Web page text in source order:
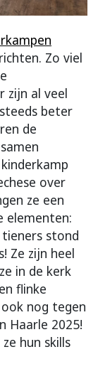
Zo viel
zijn al veel
beter
de
over
ze een
elementen:
stond
Ze zijn heel
in de kerk
flinke
nog tegen
Haarle 2025!
hun skills